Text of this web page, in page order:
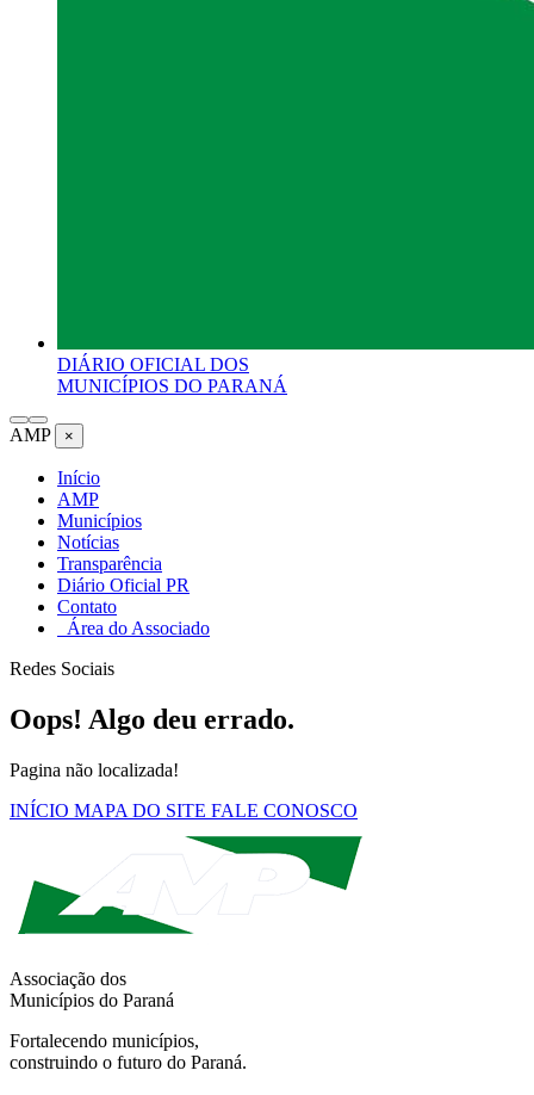
DIÁRIO OFICIAL DOS
MUNICÍPIOS DO PARANÁ
AMP ×
Início
AMP
Municípios
Notícias
Transparência
Diário Oficial PR
Contato
Área do Associado
Redes Sociais
Oops! Algo deu errado.
Pagina não localizada!
INÍCIO MAPA DO SITE FALE CONOSCO
Associação dos
Municípios do Paraná
Fortalecendo municípios,
construindo o futuro do Paraná.